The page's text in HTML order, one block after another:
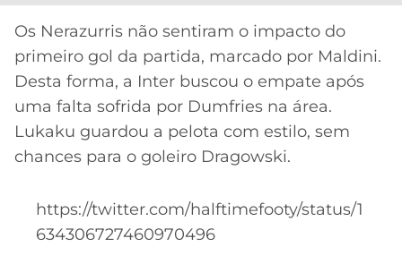
MELHORES
CASSINOS
ONLINE
2026
INTERNACIONAL
GRÊMIO
ATLÉTICO
MG
CRUZEIRO
DOS
CAMPEÕES
LALIGA
Os Nerazurris não sentiram o impacto do
primeiro gol da partida, marcado por Maldini.
Desta forma, a Inter buscou o empate após
uma falta sofrida por Dumfries na área.
Lukaku guardou a pelota com estilo, sem
chances para o goleiro Dragowski.
https://twitter.com/halftimefooty/status/1
634306727460970496